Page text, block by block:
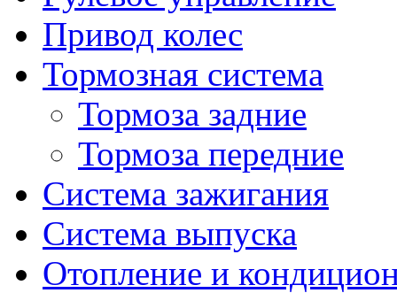
Привод колес
Тормозная система
Тормоза задние
Тормоза передние
Система зажигания
Система выпуска
Отопление и